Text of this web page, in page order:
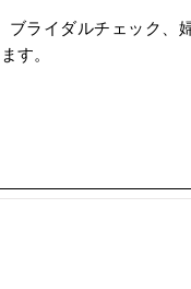
ブライダルチェック、
す。